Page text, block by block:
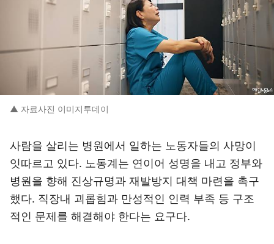
▲ 자료사진 이미지투데이
사람을 살리는 병원에서 일하는 노동자들의 사망이
잇따르고 있다. 노동계는 연이어 성명을 내고 정부와
병원을 향해 진상규명과 재발방지 대책 마련을 촉구
했다. 직장내 괴롭힘과 만성적인 인력 부족 등 구조
적인 문제를 해결해야 한다는 요구다.